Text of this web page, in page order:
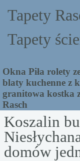
Tapety
Tapety
Okna Piła rolety
blaty kuchenne z
granitowa kostka
Rasch
Koszalin
domów